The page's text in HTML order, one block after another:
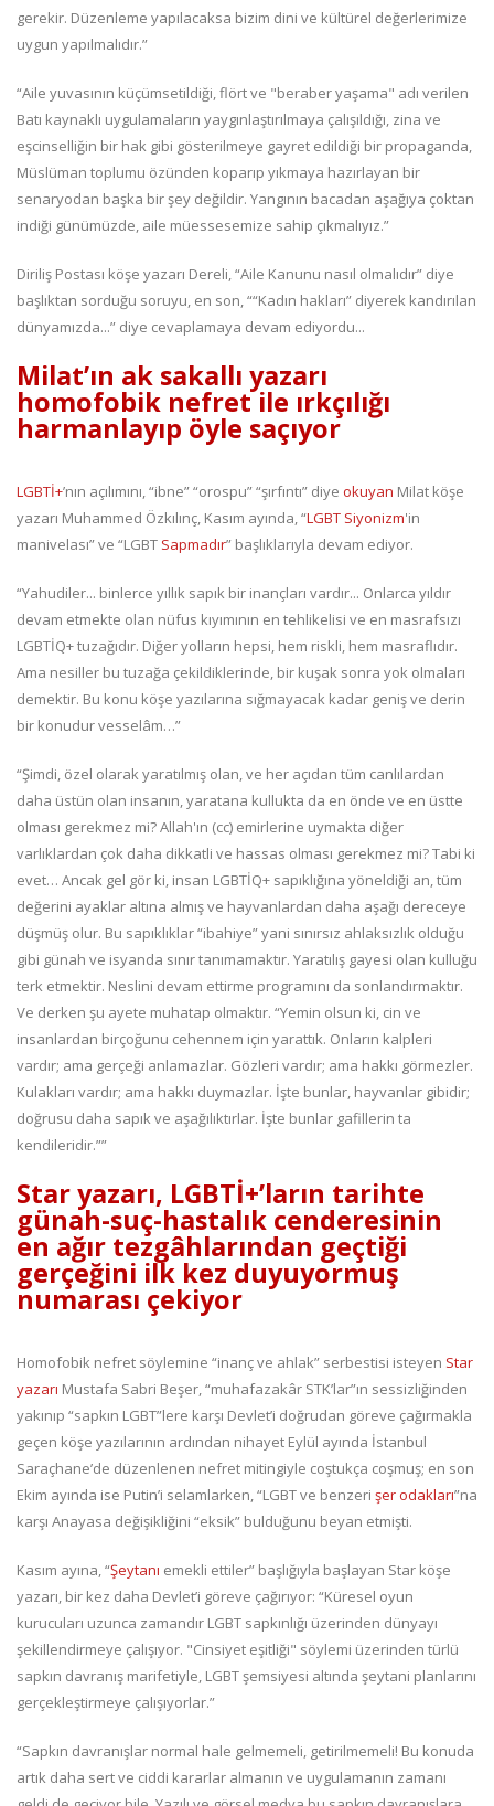
gerekir. Düzenleme yapılacaksa bizim dini ve kültürel değerlerimize
uygun yapılmalıdır.”
“Aile yuvasının küçümsetildiği, flört ve "beraber yaşama" adı verilen
Batı kaynaklı uygulamaların yaygınlaştırılmaya çalışıldığı, zina ve
eşcinselliğin bir hak gibi gösterilmeye gayret edildiği bir propaganda,
Müslüman toplumu özünden koparıp yıkmaya hazırlayan bir
senaryodan başka bir şey değildir. Yangının bacadan aşağıya çoktan
indiği günümüzde, aile müessesemize sahip çıkmalıyız.”
Diriliş Postası köşe yazarı Dereli, “Aile Kanunu nasıl olmalıdır” diye
başlıktan sorduğu soruyu, en son, ““Kadın hakları” diyerek kandırılan
dünyamızda...” diye cevaplamaya devam ediyordu...
Milat’ın ak sakallı yazarı
homofobik nefret ile ırkçılığı
harmanlayıp öyle saçıyor
LGBTİ+’nın açılımını, “ibne” “orospu” “şırfıntı” diye okuyan Milat köşe
yazarı Muhammed Özkılınç, Kasım ayında, “LGBT Siyonizm'in
manivelası” ve “LGBT Sapmadır” başlıklarıyla devam ediyor.
“Yahudiler... binlerce yıllık sapık bir inançları vardır... Onlarca yıldır
devam etmekte olan nüfus kıyımının en tehlikelisi ve en masrafsızı
LGBTİQ+ tuzağıdır. Diğer yolların hepsi, hem riskli, hem masraflıdır.
Ama nesiller bu tuzağa çekildiklerinde, bir kuşak sonra yok olmaları
demektir. Bu konu köşe yazılarına sığmayacak kadar geniş ve derin
bir konudur vesselâm…”
“Şimdi, özel olarak yaratılmış olan, ve her açıdan tüm canlılardan
daha üstün olan insanın, yaratana kullukta da en önde ve en üstte
olması gerekmez mi? Allah'ın (cc) emirlerine uymakta diğer
varlıklardan çok daha dikkatli ve hassas olması gerekmez mi? Tabi ki
evet… Ancak gel gör ki, insan LGBTİQ+ sapıklığına yöneldiği an, tüm
değerini ayaklar altına almış ve hayvanlardan daha aşağı dereceye
düşmüş olur. Bu sapıklıklar “ibahiye” yani sınırsız ahlaksızlık olduğu
gibi günah ve isyanda sınır tanımamaktır. Yaratılış gayesi olan kulluğu
terk etmektir. Neslini devam ettirme programını da sonlandırmaktır.
Ve derken şu ayete muhatap olmaktır. “Yemin olsun ki, cin ve
insanlardan birçoğunu cehennem için yarattık. Onların kalpleri
vardır; ama gerçeği anlamazlar. Gözleri vardır; ama hakkı görmezler.
Kulakları vardır; ama hakkı duymazlar. İşte bunlar, hayvanlar gibidir;
doğrusu daha sapık ve aşağılıktırlar. İşte bunlar gafillerin ta
kendileridir.””
Star yazarı, LGBTİ+’ların tarihte
günah-suç-hastalık cenderesinin
en ağır tezgâhlarından geçtiği
gerçeğini ilk kez duyuyormuş
numarası çekiyor
Homofobik nefret söylemine “inanç ve ahlak” serbestisi isteyen Star
yazarı Mustafa Sabri Beşer, “muhafazakâr STK’lar”ın sessizliğinden
yakınıp “sapkın LGBT”lere karşı Devlet’i doğrudan göreve çağırmakla
geçen köşe yazılarının ardından nihayet Eylül ayında İstanbul
Saraçhane’de düzenlenen nefret mitingiyle coştukça coşmuş; en son
Ekim ayında ise Putin’i selamlarken, “LGBT ve benzeri şer odakları”na
karşı Anayasa değişikliğini “eksik” bulduğunu beyan etmişti.
Kasım ayına, “Şeytanı emekli ettiler” başlığıyla başlayan Star köşe
yazarı, bir kez daha Devlet’i göreve çağırıyor: “Küresel oyun
kurucuları uzunca zamandır LGBT sapkınlığı üzerinden dünyayı
şekillendirmeye çalışıyor. "Cinsiyet eşitliği" söylemi üzerinden türlü
sapkın davranış marifetiyle, LGBT şemsiyesi altında şeytani planlarını
gerçekleştirmeye çalışıyorlar.”
“Sapkın davranışlar normal hale gelmemeli, getirilmemeli! Bu konuda
artık daha sert ve ciddi kararlar almanın ve uygulamanın zamanı